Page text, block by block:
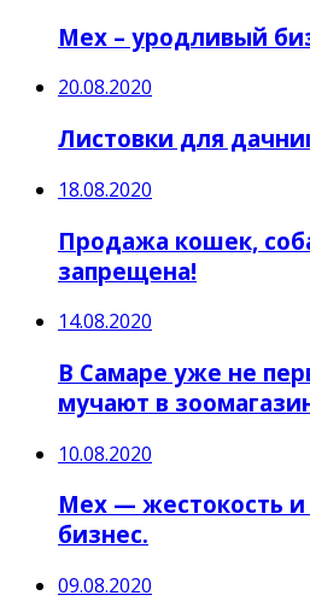
Мех – уродливый
20.08.2020
Листовки для
18.08.2020
Продажа кошек,
запрещена!
14.08.2020
В Самаре уже не
мучают в
10.08.2020
Мех — жестокость
бизнес.
09.08.2020